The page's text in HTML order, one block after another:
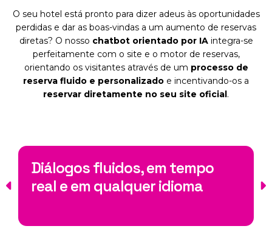
O seu hotel está pronto para dizer adeus às oportunidades
perdidas e dar as boas-vindas a um aumento de reservas
diretas? O nosso chatbot orientado por IAintegra-se
perfeitamente com o site e o motor de reservas,
orientando os visitantes através de um processo de
reserva fluido e personalizado e incentivando-os a
reservar diretamente no seu site oficial.
Melhor user journey desde o
primeiro contacto até à